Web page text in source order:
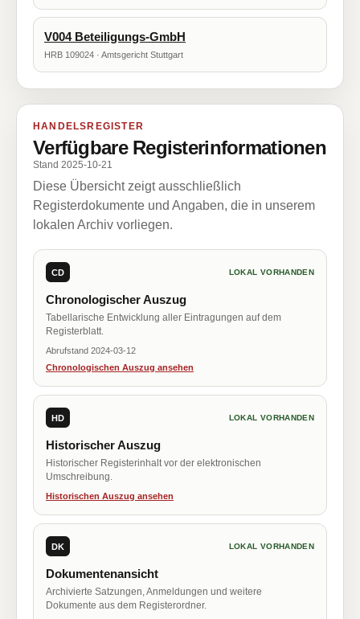
V004 Beteiligungs-GmbH
HRB 109024 · Amtsgericht Stuttgart
HANDELSREGISTER
Verfügbare Registerinformationen
Stand 2025-10-21
Diese Übersicht zeigt ausschließlich
Registerdokumente und Angaben, die in unserem
lokalen Archiv vorliegen.
CD LOKAL VORHANDEN
Chronologischer Auszug
Tabellarische Entwicklung aller Eintragungen auf dem
Registerblatt.
Abrufstand 2024-03-12
Chronologischen Auszug ansehen
HD LOKAL VORHANDEN
Historischer Auszug
Historischer Registerinhalt vor der elektronischen
Umschreibung.
Historischen Auszug ansehen
DK LOKAL VORHANDEN
Dokumentenansicht
Archivierte Satzungen, Anmeldungen und weitere
Dokumente aus dem Registerordner.